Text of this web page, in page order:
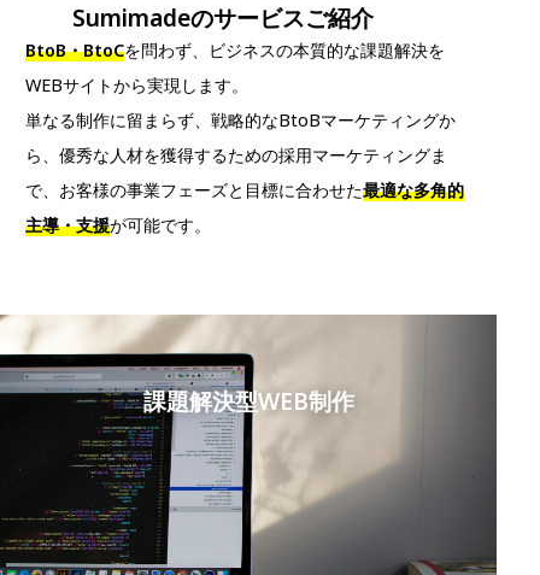
Sumimadeのサービスご紹介
BtoB・BtoCを問わず、ビジネスの本質的な課題解決を
WEBサイトから実現します。
単なる制作に留まらず、戦略的なBtoBマーケティングか
ら、優秀な人材を獲得するための採用マーケティングま
で、お客様の事業フェーズと目標に合わせた最適な多角的
主導・支援が可能です。
課題解決型WEB制作